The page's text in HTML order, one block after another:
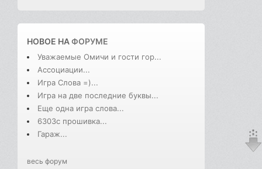
НОВОЕ НАФОРУМЕ
Уважаемые Омичи и гости гор...
Ассоциации...
Игра Слова =)...
Игра на две последние буквы...
Еще одна игра слова...
6303с прошивка...
Гараж...
весь форум